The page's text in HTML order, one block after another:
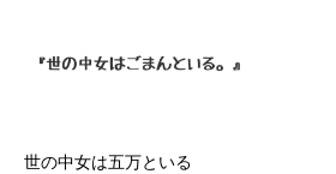
世の中女は五万といる